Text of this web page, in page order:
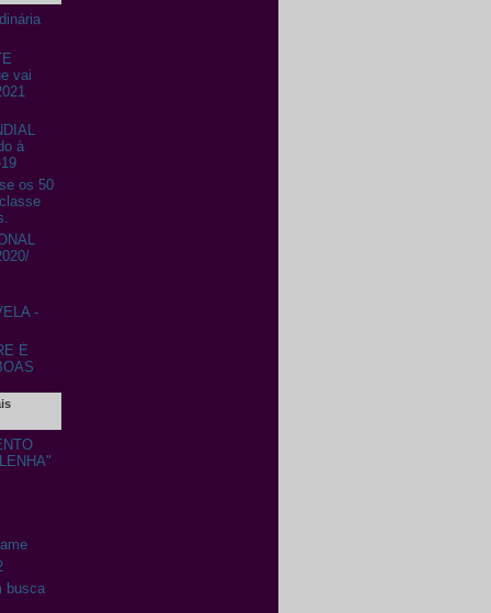
vai
à
os 50
-
É
busca